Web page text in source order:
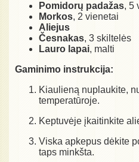
Pomidorų padažas, 5
Morkos, 2 vienetai
Aliejus
Česnakas, 3 skiltelės
Lauro lapai, malti
Gaminimo instrukcija:
Kiaulieną nuplaukite,
temperatūroje.
Keptuvėje įkaitinkite
Viska apkepus dėkite
taps minkšta.